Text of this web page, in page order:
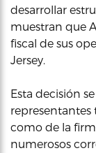
desarrollar
muestran que
fiscal de sus
Jersey.
Esta decisión
como de la
numerosos